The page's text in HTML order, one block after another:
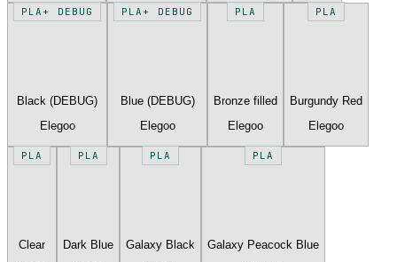
PLA+ DEBUG
Black (DEBUG)
Elegoo
PLA+ DEBUG
Blue (DEBUG)
Elegoo
PLA
Bronze filled
Elegoo
PLA
Burgundy Red
Elegoo
PLA
Clear
PLA
Dark Blue
PLA
Galaxy Black
PLA
Galaxy Peacock Blue